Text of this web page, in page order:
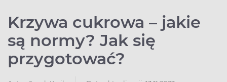
Krzywa cukrowa – jakie
są normy? Jak się
przygotować?